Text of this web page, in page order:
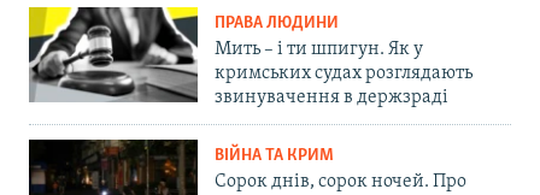
ПРАВА ЛЮДИНИ
Мить – і ти шпигун. Як у
кримських судах розглядають
звинувачення в держзраді
ВІЙНА ТА КРИМ
Сорок днів, сорок ночей. Про